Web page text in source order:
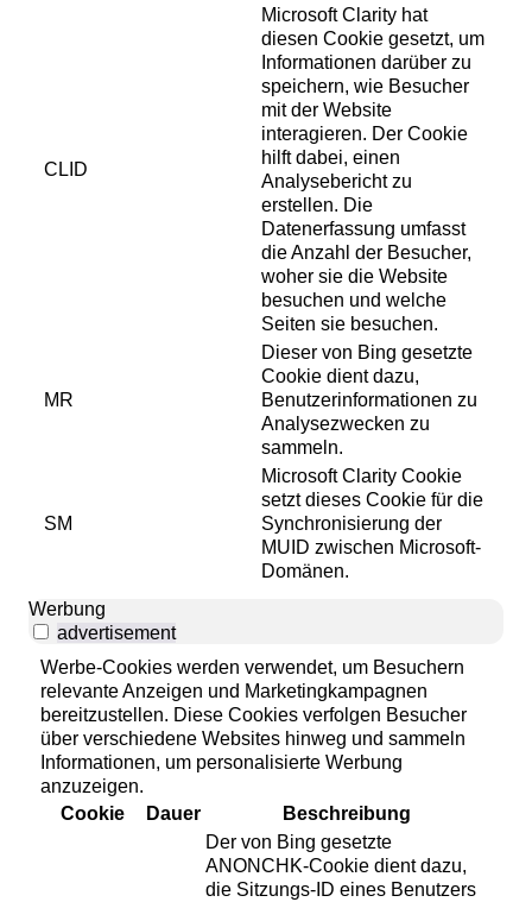
CLID
Microsoft Clarity hat
diesen Cookie gesetzt, um
Informationen darüber zu
speichern, wie Besucher
mit der Website
interagieren. Der Cookie
hilft dabei, einen
Analysebericht zu
erstellen. Die
Datenerfassung umfasst
die Anzahl der Besucher,
woher sie die Website
besuchen und welche
Seiten sie besuchen.
MR
Dieser von Bing gesetzte
Cookie dient dazu,
Benutzerinformationen zu
Analysezwecken zu
sammeln.
SM
Microsoft Clarity Cookie
setzt dieses Cookie für die
Synchronisierung der
MUID zwischen Microsoft-
Domänen.
Werbung
advertisement
Werbe-Cookies werden verwendet, um Besuchern
relevante Anzeigen und Marketingkampagnen
bereitzustellen. Diese Cookies verfolgen Besucher
über verschiedene Websites hinweg und sammeln
Informationen, um personalisierte Werbung
anzuzeigen.
Cookie
Dauer Beschreibung
Der von Bing gesetzte
ANONCHK-Cookie dient dazu,
die Sitzungs-ID eines Benutzers